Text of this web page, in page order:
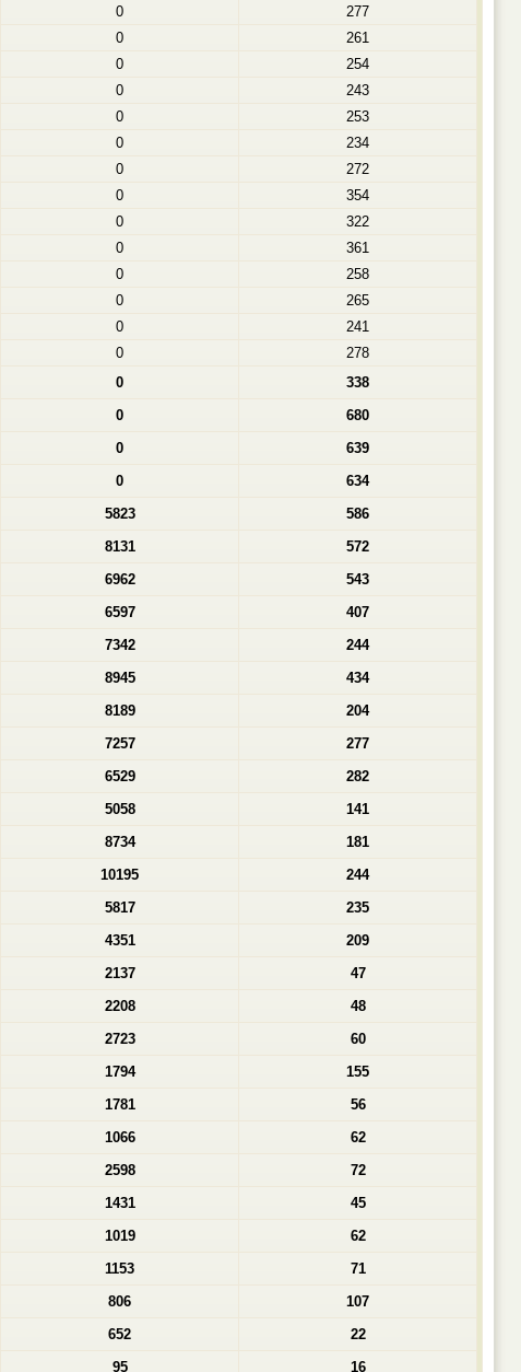
0
277
0
261
0
254
0
243
0
253
0
234
0
272
0
354
0
322
0
361
0
258
0
265
0
241
0
278
0
338
0
680
0
639
0
634
5823
586
8131
572
6962
543
6597
407
7342
244
8945
434
8189
204
7257
277
6529
282
5058
141
8734
181
10195
244
5817
235
4351
209
2137
47
2208
48
2723
60
1794
155
1781
56
1066
62
2598
72
1431
45
1019
62
1153
71
806
107
652
22
95 16